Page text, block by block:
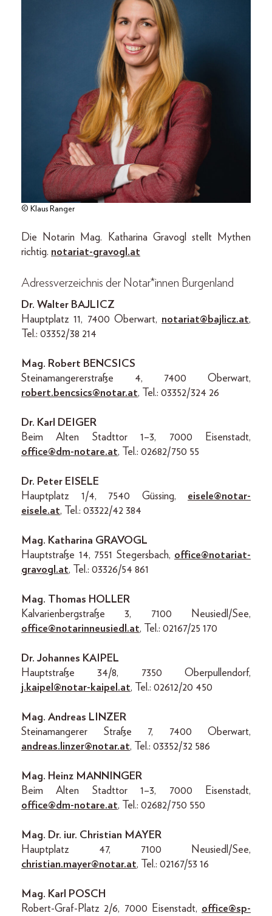
© Klaus Ranger
Die Notarin Mag. Katharina Gravogl stellt Mythen
richtig. notariat-gravogl.at
Adressverzeichnis der Notar*innen Burgenland
Dr. Walter BAJLICZ
Hauptplatz 11, 7400 Oberwart, notariat@bajlicz.at,
Tel.: 03352/38 214
Mag. Robert BENCSICS
Steinamangererstraße 4, 7400 Oberwart,
robert.bencsics@notar.at, Tel.: 03352/324 26
Dr. Karl DEIGER
Beim Alten Stadttor 1–3, 7000 Eisenstadt,
office@dm-notare.at, Tel.: 02682/750 55
Dr. Peter EISELE
Hauptplatz 1/4, 7540 Güssing, eisele@notar-
eisele.at, Tel.: 03322/42 384
Mag. Katharina GRAVOGL
Hauptstraße 14, 7551 Stegersbach, office@notariat-
gravogl.at, Tel.: 03326/54 861
Mag. Thomas HOLLER
Kalvarienbergstraße 3, 7100 Neusiedl/See,
office@notarinneusiedl.at, Tel.: 02167/25 170
Dr. Johannes KAIPEL
Hauptstraße 34/8, 7350 Oberpullendorf,
j.kaipel@notar-kaipel.at, Tel.: 02612/20 450
Mag. Andreas LINZER
Steinamangerer Straße 7, 7400 Oberwart,
andreas.linzer@notar.at, Tel.: 03352/32 586
Mag. Heinz MANNINGER
Beim Alten Stadttor 1–3, 7000 Eisenstadt,
office@dm-notare.at, Tel.: 02682/750 550
Mag. Dr. iur. Christian MAYER
Hauptplatz 47, 7100 Neusiedl/See,
christian.mayer@notar.at, Tel.: 02167/53 16
Mag. Karl POSCH
Robert-Graf-Platz 2/6, 7000 Eisenstadt, office@sp-